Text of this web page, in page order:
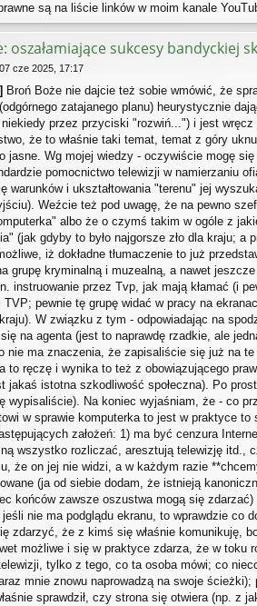
są na liście linków w moim kanale
oszałamiające sukcesy bandyckiej
07 cze 2025, 17:17
Broń Boże nie dajcie też sobie wmówić, że
zatajanego planu) heurystycznie
przez przyciski "rozwiń...") i jest
że to właśnie taki temat, temat z góry
jasne. Wg mojej wiedzy - oczywiście mogę
pomocnictwo telewizji w namierzaniu
warunków i ukształtowania "terenu" jej
Weźcie też pod uwagę, że na pewno
albo że o czymś takim w ogóle z
(jak gdyby to było najgorsze zło dla kraju; a
iż dokładne tłumaczenie to już
grupę kryminalną i muzealną, a nawet
instruowanie przez Tvp, jak mają kłamać (i
TVP; pewnie tę grupę widać w pracy na
W związku z tym - odpowiadając na
na agenta (jest to naprawdę rzadkie, ale
nie ma znaczenia, że zapisaliście się już na
to ręczę i wynika to też z obowiązującego
jakaś istotna szkodliwość społeczna). Po
wypisaliście). Na koniec wyjaśniam, że - co
w sprawie komputerka to jest w praktyce
założeń: 1) ma być cenzura
wszystko rozliczać, aresztują telewizję itd.,
że on jej nie widzi, a w każdym razie
(ja od siebie dodam, że istnieją
końców zawsze oszustwa mogą się
jeśli nie ma podglądu ekranu, to wprawdzie
zdarzyć, że z kimś się właśnie komunikuję,
możliwe i się w praktyce zdarza, że w toku
tylko z tego, co ta osoba mówi; co
mnie znowu naprowadzą na swoje
sprawdził, czy strona się otwiera (np. z